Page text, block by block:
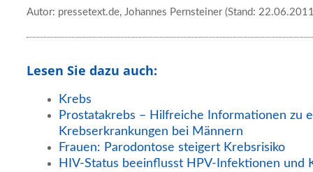
Autor: pressetext.de, Johannes Pernsteiner (Stand:
Lesen Sie dazu auch:
Krebs
Prostatakrebs – Hilfreiche Informationen zu
Krebserkrankungen bei Männern
Frauen: Parodontose steigert Krebsrisiko
HIV-Status beeinflusst HPV-Infektionen und